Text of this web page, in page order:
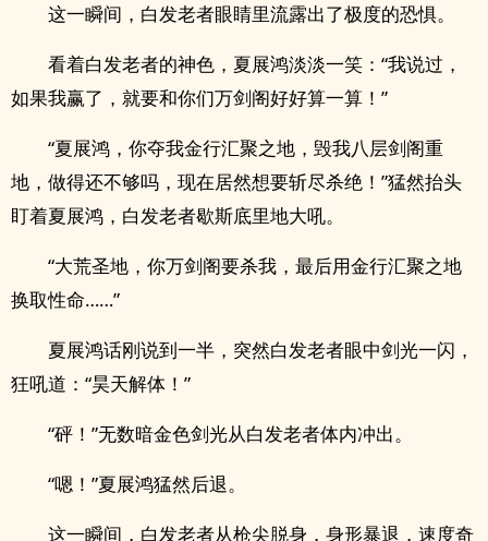
这一瞬间，白发老者眼睛里流露出了极度的恐惧。
看着白发老者的神色，夏展鸿淡淡一笑：“我说过，
如果我赢了，就要和你们万剑阁好好算一算！”
“夏展鸿，你夺我金行汇聚之地，毁我八层剑阁重
地，做得还不够吗，现在居然想要斩尽杀绝！”猛然抬头
盯着夏展鸿，白发老者歇斯底里地大吼。
“大荒圣地，你万剑阁要杀我，最后用金行汇聚之地
换取性命……”
夏展鸿话刚说到一半，突然白发老者眼中剑光一闪，
狂吼道：“昊天解体！”
“砰！”无数暗金色剑光从白发老者体内冲出。
“嗯！”夏展鸿猛然后退。
这一瞬间，白发老者从枪尖脱身，身形暴退，速度奇